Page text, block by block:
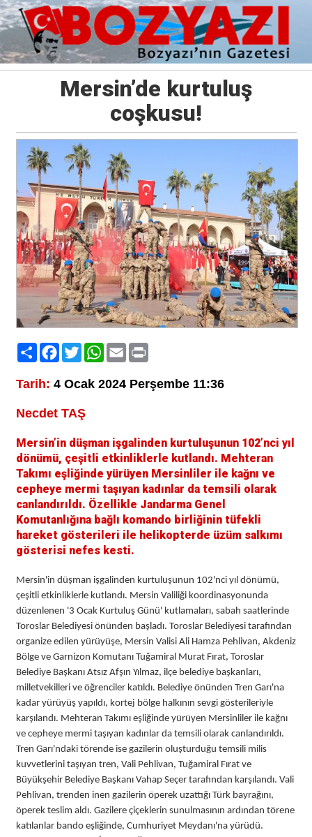
Mersin’de kurtuluş
coşkusu!
PaylaşFacebook
TwitterWhatsApp
EmailPrint
Tarih: 4 Ocak 2024 Perşembe 11:36
Necdet TAŞ
Mersin’in düşman işgalinden kurtuluşunun 102’nci yıl
dönümü, çeşitli etkinliklerle kutlandı. Mehteran
Takımı eşliğinde yürüyen Mersinliler ile kağnı ve
cepheye mermi taşıyan kadınlar da temsili olarak
canlandırıldı. Özellikle Jandarma Genel
Komutanlığına bağlı komando birliğinin tüfekli
hareket gösterileri ile helikopterde üzüm salkımı
gösterisi nefes kesti.
Mersin'in düşman işgalinden kurtuluşunun 102'nci yıl dönümü,
çeşitli etkinliklerle kutlandı. Mersin Valiliği koordinasyonunda
düzenlenen '3 Ocak Kurtuluş Günü' kutlamaları, sabah saatlerinde
Toroslar Belediyesi önünden başladı. Toroslar Belediyesi tarafından
organize edilen yürüyüşe, Mersin Valisi Ali Hamza Pehlivan, Akdeniz
Bölge ve Garnizon Komutanı Tuğamiral Murat Fırat, Toroslar
Belediye Başkanı Atsız Afşın Yılmaz, ilçe belediye başkanları,
milletvekilleri ve öğrenciler katıldı. Belediye önünden Tren Garı'na
kadar yürüyüş yapıldı, kortej bölge halkının sevgi gösterileriyle
karşılandı. Mehteran Takımı eşliğinde yürüyen Mersinliler ile kağnı
ve cepheye mermi taşıyan kadınlar da temsili olarak canlandırıldı.
Tren Garı'ndaki törende ise gazilerin oluşturduğu temsili milis
kuvvetlerini taşıyan tren, Vali Pehlivan, Tuğamiral Fırat ve
Büyükşehir Belediye Başkanı Vahap Seçer tarafından karşılandı. Vali
Pehlivan, trenden inen gazilerin öperek uzattığı Türk bayrağını,
öperek teslim aldı. Gazilere çiçeklerin sunulmasının ardından törene
katılanlar bando eşliğinde, Cumhuriyet Meydanı'na yürüdü.